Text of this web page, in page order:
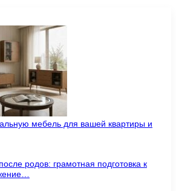
мебель для вашей квартиры и
родов: грамотная подготовка к